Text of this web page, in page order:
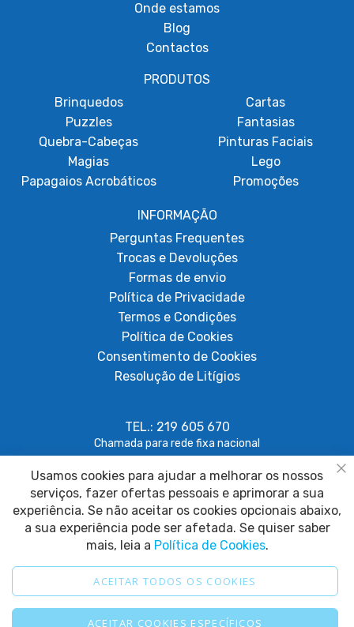
Onde estamos
Blog
Contactos
PRODUTOS
Brinquedos
Puzzles
Quebra-Cabeças
Magias
Papagaios Acrobáticos
Cartas
Fantasias
Pinturas Faciais
Lego
Promoções
INFORMAÇÃO
Perguntas Frequentes
Trocas e Devoluções
Formas de envio
Política de Privacidade
Termos e Condições
Política de Cookies
Consentimento de Cookies
Resolução de Litígios
TEL.: 219 605 670
Chamada para rede fixa nacional
geral@papagaiosempenas.com
2025 © Papagaio sem Penas. Todos os direitos reservados.
Usamos cookies para ajudar a melhorar os nossos
serviços, fazer ofertas pessoais e aprimorar a sua
experiência. Se não aceitar os cookies opcionais abaixo,
a sua experiência pode ser afetada. Se quiser saber
mais, leia a Política de Cookies.
ACEITAR TODOS OS COOKIES
ACEITAR COOKIES ESPECÍFICOS